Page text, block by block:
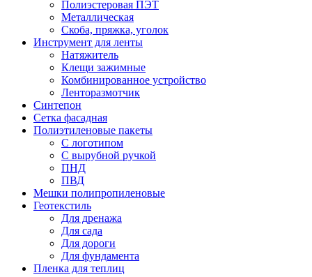
Полиэстеровая ПЭТ
Металлическая
Скоба, пряжка, уголок
Инструмент для ленты
Натяжитель
Клещи зажимные
Комбинированное устройство
Ленторазмотчик
Синтепон
Сетка фасадная
Полиэтиленовые пакеты
С логотипом
С вырубной ручкой
ПНД
ПВД
Мешки полипропиленовые
Геотекстиль
Для дренажа
Для сада
Для дороги
Для фундамента
Пленка для теплиц